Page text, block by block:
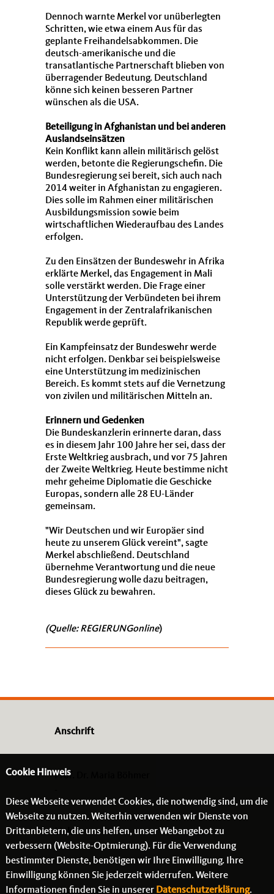
Dennoch warnte Merkel vor unüberlegten
Schritten, wie etwa einem Aus für das
geplante Freihandelsabkommen. Die
deutsch-amerikanische und die
transatlantische Partnerschaft blieben von
überragender Bedeutung. Deutschland
könne sich keinen besseren Partner
wünschen als die USA.
Beteiligung in Afghanistan und bei anderen
Auslandseinsätzen
Kein Konflikt kann allein militärisch gelöst
werden, betonte die Regierungschefin. Die
Bundesregierung sei bereit, sich auch nach
2014 weiter in Afghanistan zu engagieren.
Dies solle im Rahmen einer militärischen
Ausbildungsmission sowie beim
wirtschaftlichen Wiederaufbau des Landes
erfolgen.
Zu den Einsätzen der Bundeswehr in Afrika
erklärte Merkel, das Engagement in Mali
solle verstärkt werden. Die Frage einer
Unterstützung der Verbündeten bei ihrem
Engagement in der Zentralafrikanischen
Republik werde geprüft.
Ein Kampfeinsatz der Bundeswehr werde
nicht erfolgen. Denkbar sei beispielsweise
eine Unterstützung im medizinischen
Bereich. Es kommt stets auf die Vernetzung
von zivilen und militärischen Mitteln an.
Erinnern und Gedenken
Die Bundeskanzlerin erinnerte daran, dass
es in diesem Jahr 100 Jahre her sei, dass der
Erste Weltkrieg ausbrach, und vor 75 Jahren
der Zweite Weltkrieg. Heute bestimme nicht
mehr geheime Diplomatie die Geschicke
Europas, sondern alle 28 EU-Länder
gemeinsam.
"Wir Deutschen und wir Europäer sind
heute zu unserem Glück vereint", sagte
Merkel abschließend. Deutschland
übernehme Verantwortung und die neue
Bundesregierung wolle dazu beitragen,
dieses Glück zu bewahren.
(Quelle: REGIERUNGonline)
Anschrift
Prof. Dr. Maria Böhmer
- -
Links
Cookie Hinweis
Diese Webseite verwendet Cookies, die notwendig sind, um die
Webseite zu nutzen. Weiterhin verwenden wir Dienste von
Drittanbietern, die uns helfen, unser Webangebot zu
verbessern (Website-Optmierung). Für die Verwendung
bestimmter Dienste, benötigen wir Ihre Einwilligung. Ihre
Einwilligung können Sie jederzeit widerrufen. Weitere
Informationen finden Sie in unserer Datenschutzerklärung.